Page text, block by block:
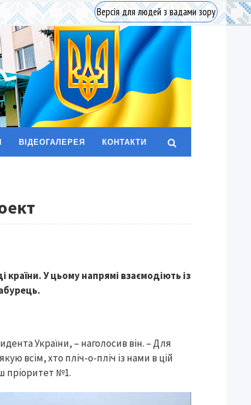
Версія для людей з вадами зору
ВІДЕОГАЛЕРЕЯ КОНТАКТИ
У цьому напрямі взаємодіють із
України, – наголосив він. – Для
всім, хто пліч-о-пліч із нами в цій
пріоритет №1.